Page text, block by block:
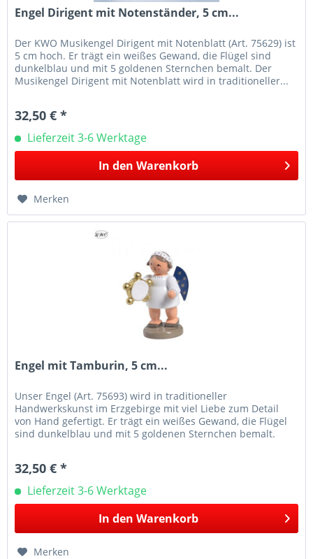
Engel Dirigent mit Notenständer, 5 cm...
Der KWO Musikengel Dirigent mit Notenblatt (Art. 75629) ist
5 cm hoch. Er trägt ein weißes Gewand, die Flügel sind
dunkelblau und mit 5 goldenen Sternchen bemalt. Der
Musikengel Dirigent mit Notenblatt wird in traditioneller...
32,50 € *
Lieferzeit 3-6 Werktage
In den Warenkorb
Merken
Engel mit Tamburin, 5 cm...
Unser Engel (Art. 75693) wird in traditioneller
Handwerkskunst im Erzgebirge mit viel Liebe zum Detail
von Hand gefertigt. Er trägt ein weißes Gewand, die Flügel
sind dunkelblau und mit 5 goldenen Sternchen bemalt.
32,50 € *
Lieferzeit 3-6 Werktage
In den Warenkorb
Merken